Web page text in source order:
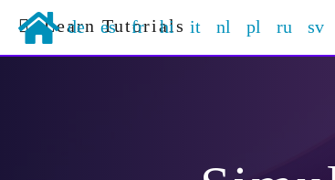
Learn Tutorials
de es fr hi it nl pl ru sv